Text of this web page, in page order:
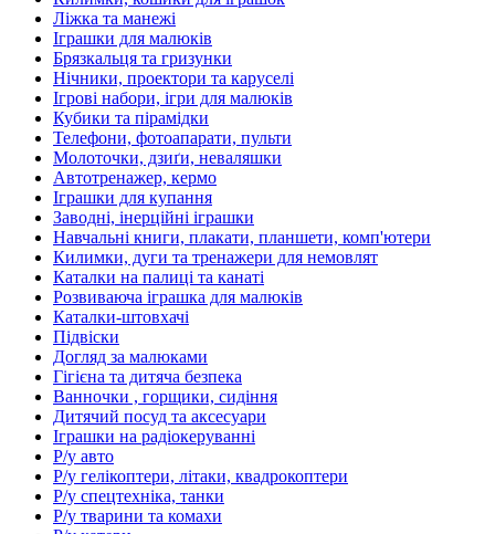
Ліжка та манежі
Іграшки для малюків
Брязкальця та гризунки
Нічники, проектори та каруселі
Ігрові набори, ігри для малюків
Кубики та пірамідки
Телефони, фотоапарати, пульти
Молоточки, дзиґи, неваляшки
Автотренажер, кермо
Іграшки для купання
Заводні, інерційні іграшки
Навчальні книги, плакати, планшети, комп'ютери
Килимки, дуги та тренажери для немовлят
Каталки на палиці та канаті
Розвиваюча іграшка для малюків
Каталки-штовхачі
Підвіски
Догляд за малюками
Гігієна та дитяча безпека
Ванночки , горщики, сидіння
Дитячий посуд та аксесуари
Іграшки на радіокеруванні
Р/у авто
Р/у гелікоптери, літаки, квадрокоптери
Р/у спецтехніка, танки
Р/у тварини та комахи